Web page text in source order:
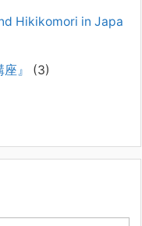
」必見②きょうだ
、家族間トラブル
、弊社の相談で多い事例
受けました。「漫
。「漫画といえば集英
Hikikomori in Japa
』
(3)